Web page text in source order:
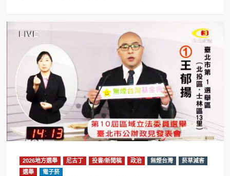
2026地方選舉 尼古丁 投書/新聞稿 政治 無煙台灣
菸草減害
選舉
電子菸